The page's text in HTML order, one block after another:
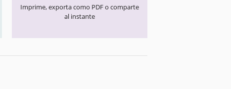
Imprime, exporta como PDF o comparte
al instante